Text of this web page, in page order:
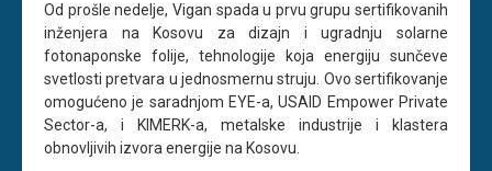
Od prošle nedelje, Vigan spada u prvu grupu sertifikovanih
inženjera na Kosovu za dizajn i ugradnju solarne
fotonaponske folije, tehnologije koja energiju sunčeve
svetlosti pretvara u jednosmernu struju. Ovo sertifikovanje
omogućeno je saradnjom EYE-a, USAID Empower Private
Sector-a, i KIMERK-a, metalske industrije i klastera
obnovljivih izvora energije na Kosovu.